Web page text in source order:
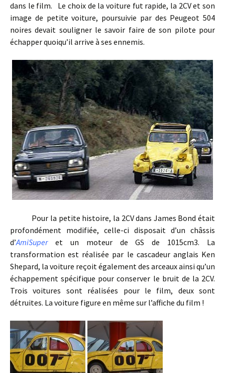
dans le film. Le choix de la voiture fut rapide, la 2CV et son
image de petite voiture, poursuivie par des Peugeot 504
noires devait souligner le savoir faire de son pilote pour
échapper quoiqu’il arrive à ses ennemis.
Pour la petite histoire, la 2CV dans James Bond était
profondément modifiée, celle-ci disposait d’un châssis
d’AmiSuperet un moteur de GS de 1015cm3. La
transformation est réalisée par le cascadeur anglais Ken
Shepard, la voiture reçoit également des arceaux ainsi qu’un
échappement spécifique pour conserver le bruit de la 2CV.
Trois voitures sont réalisées pour le film, deux sont
détruites. La voiture figure en même sur l’affiche du film !